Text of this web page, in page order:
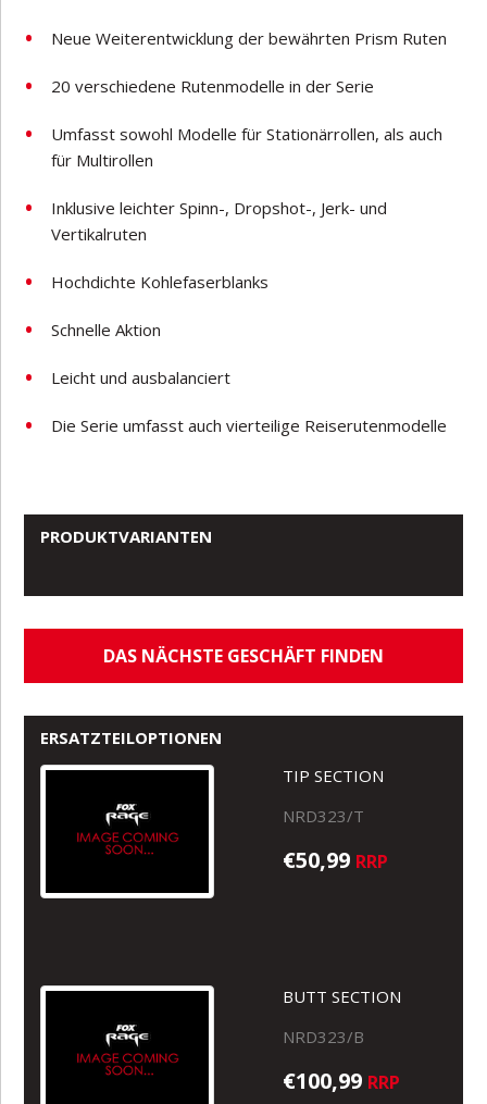
Neue Weiterentwicklung der bewährten Prism Ruten
20 verschiedene Rutenmodelle in der Serie
Umfasst sowohl Modelle für Stationärrollen, als auch
für Multirollen
Inklusive leichter Spinn-, Dropshot-, Jerk- und
Vertikalruten
Hochdichte Kohlefaserblanks
Schnelle Aktion
Leicht und ausbalanciert
Die Serie umfasst auch vierteilige Reiserutenmodelle
PRODUKTVARIANTEN
DAS NÄCHSTE GESCHÄFT FINDEN
ERSATZTEILOPTIONEN
TIP SECTION
NRD323/T
€50,99 RRP
BUTT SECTION
NRD323/B
€100,99 RRP